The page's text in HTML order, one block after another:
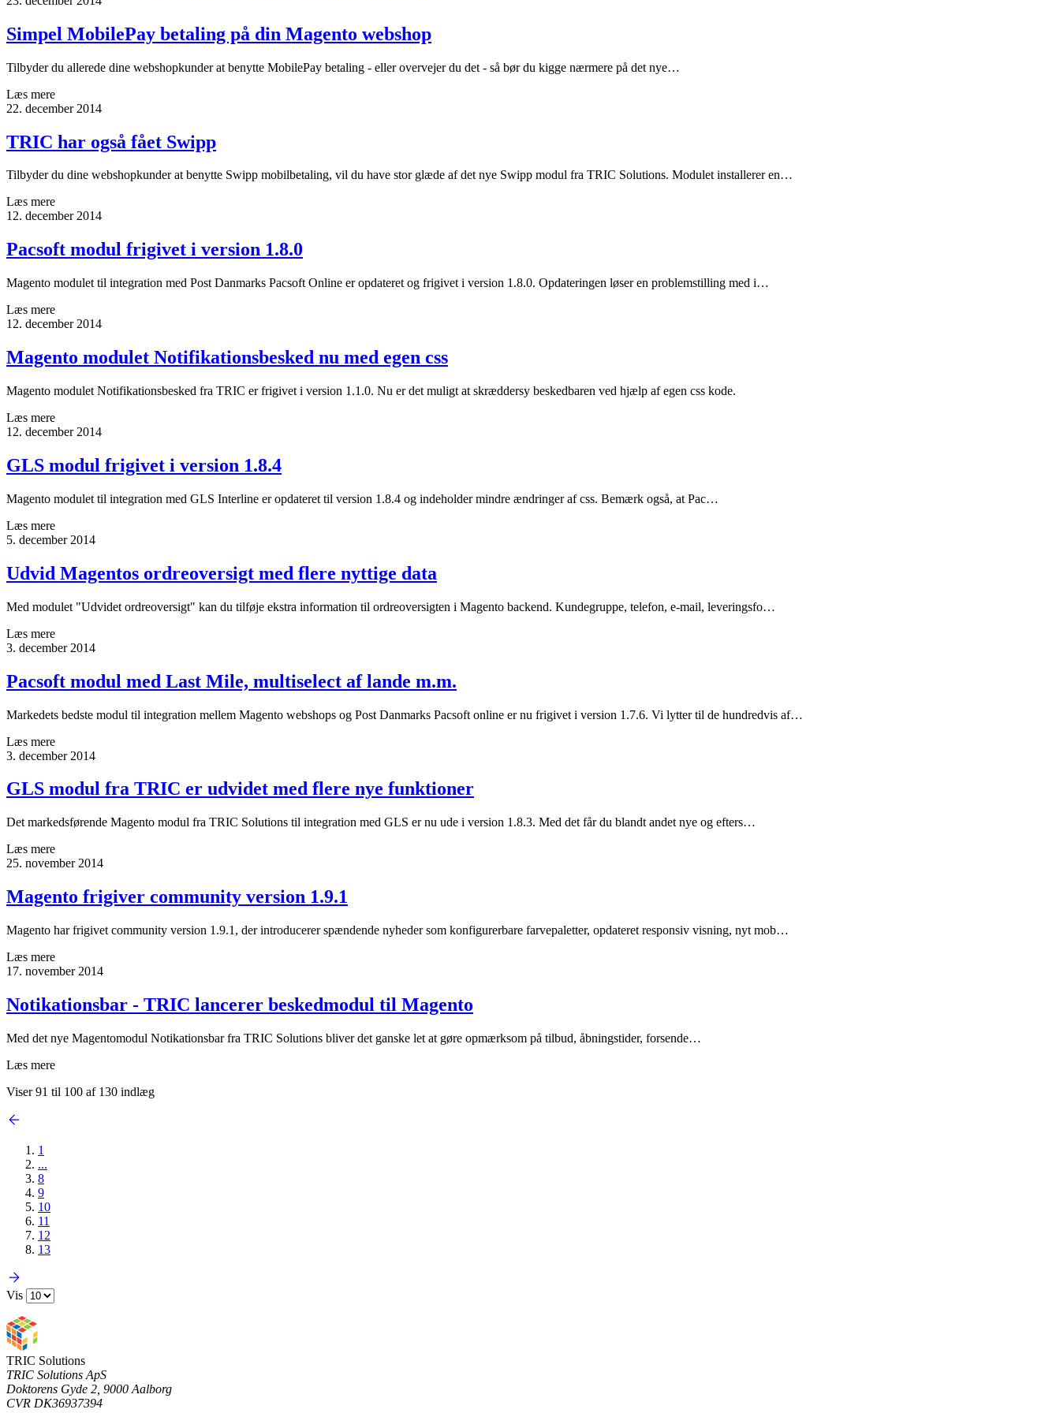
Simpel MobilePay betaling på din Magento webshop
Tilbyder du allerede dine webshopkunder at benytte MobilePay betaling - eller overvejer du det - så bør du kigge nærmere på det nye…
Læs mere
22. december 2014
TRIC har også fået Swipp
Tilbyder du dine webshopkunder at benytte Swipp mobilbetaling, vil du have stor glæde af det nye Swipp modul fra TRIC Solutions. Modulet installerer en…
Læs mere
12. december 2014
Pacsoft modul frigivet i version 1.8.0
Magento modulet til integration med Post Danmarks Pacsoft Online er opdateret og frigivet i version 1.8.0. Opdateringen løser en problemstilling med i…
Læs mere
12. december 2014
Magento modulet Notifikationsbesked nu med egen css
Magento modulet Notifikationsbesked fra TRIC er frigivet i version 1.1.0. Nu er det muligt at skræddersy beskedbaren ved hjælp af egen css kode.
Læs mere
12. december 2014
GLS modul frigivet i version 1.8.4
Magento modulet til integration med GLS Interline er opdateret til version 1.8.4 og indeholder mindre ændringer af css. Bemærk også, at Pac…
Læs mere
5. december 2014
Udvid Magentos ordreoversigt med flere nyttige data
Med modulet "Udvidet ordreoversigt" kan du tilføje ekstra information til ordreoversigten i Magento backend. Kundegruppe, telefon, e-mail, leveringsfo…
Læs mere
3. december 2014
Pacsoft modul med Last Mile, multiselect af lande m.m.
Markedets bedste modul til integration mellem Magento webshops og Post Danmarks Pacsoft online er nu frigivet i version 1.7.6. Vi lytter til de hundredvis af…
Læs mere
3. december 2014
GLS modul fra TRIC er udvidet med flere nye funktioner
Det markedsførende Magento modul fra TRIC Solutions til integration med GLS er nu ude i version 1.8.3. Med det får du blandt andet nye og efters…
Læs mere
25. november 2014
Magento frigiver community version 1.9.1
Magento har frigivet community version 1.9.1, der introducerer spændende nyheder som konfigurerbare farvepaletter, opdateret responsiv visning, nyt mob…
Læs mere
17. november 2014
Notikationsbar - TRIC lancerer beskedmodul til Magento
Med det nye Magentomodul Notikationsbar fra TRIC Solutions bliver det ganske let at gøre opmærksom på tilbud, åbningstider, forsende…
Læs mere
Viser 91 til 100 af 130 indlæg
1
...
8
9
10
11
12
13
Vis
TRIC Solutions
TRIC Solutions ApS
Doktorens Gyde 2, 9000 Aalborg
CVR DK36937394